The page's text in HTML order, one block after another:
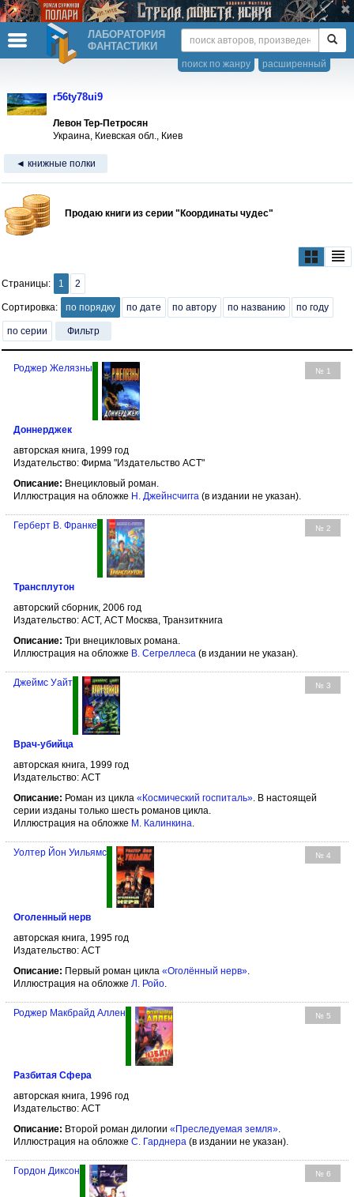
ЛАБОРАТОРИЯ
ФАНТАСТИКИ
расширенный
поиск по жанру
r56ty78ui9
Левон Тер-Петросян
Украина, Киевская обл., Киев
◄ книжные полки
Продаю книги из серии "Координаты чудес"
Страницы: 1 2
Сортировка: по порядку по дате по автору по названию по году
по серии Фильтр
№ 1
Роджер Желязны
Доннерджек
авторская книга, 1999 год
Издательство: Фирма "Издательство АСТ"
Описание: Внецикловый роман.
Иллюстрация на обложке Н. Джейнсчигга (в издании не указан).
№ 2
Герберт В. Франке
Трансплутон
авторский сборник, 2006 год
Издательство: АСТ, АСТ Москва, Транзиткнига
Описание: Три внецикловых романа.
Иллюстрация на обложке В. Сегреллеса (в издании не указан).
№ 3
Джеймс Уайт
Врач-убийца
авторская книга, 1999 год
Издательство: АСТ
Описание: Роман из цикла «Космический госпиталь». В настоящей
серии изданы только шесть романов цикла.
Иллюстрация на обложке М. Калинкина.
№ 4
Уолтер Йон Уильямс
Оголенный нерв
авторская книга, 1995 год
Издательство: АСТ
Описание: Первый роман цикла «Оголённый нерв».
Иллюстрация на обложке Л. Ройо.
№ 5
Роджер Макбрайд Аллен
Разбитая Сфера
авторская книга, 1996 год
Издательство: АСТ
Описание: Второй роман дилогии «Преследуемая земля».
Иллюстрация на обложке С. Гарднера (в издании не указан).
№ 6
Гордон Диксон